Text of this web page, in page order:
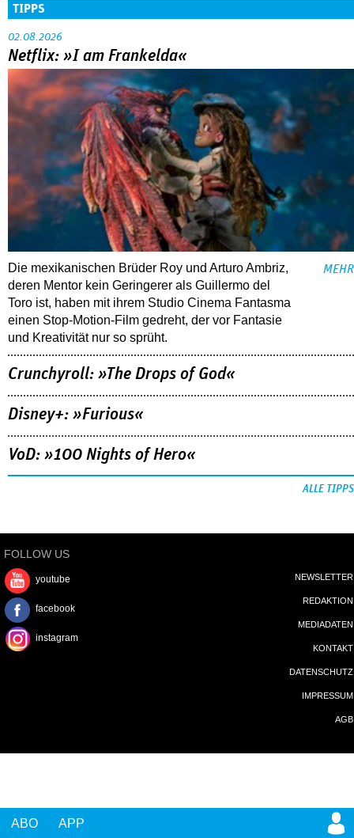
ABO APP
TIPPS
02.08.2026
Netflix: »I am Frankelda«
Die mexikanischen Brüder Roy und Arturo Ambriz,
deren Mentor kein Geringerer als Guillermo del
Toro ist, haben mit ihrem Studio Cinema Fantasma
einen Stop-Motion-Film gedreht, der vor Fantasie
und Kreativität nur so sprüht.
MEHR
Crunchyroll: »The Drops of God«
Disney+: »Furious«
VoD: »100 Nights of Hero«
ALLE TIPPS
FOLLOW US
youtube
facebook
instagram
NEWSLETTER
REDAKTION
MEDIADATEN
KONTAKT
DATENSCHUTZ
IMPRESSUM
AGB